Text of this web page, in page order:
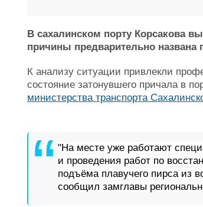
Журнал
Реклама
В сахалинском порту Корсакова
причины предварительно
К анализу ситуации привлекли
состояние затонувшего причала в
министерства транспорта
"На месте уже работают
и проведения работ по
подъёма плавучего пирса из
сообщил замглавы